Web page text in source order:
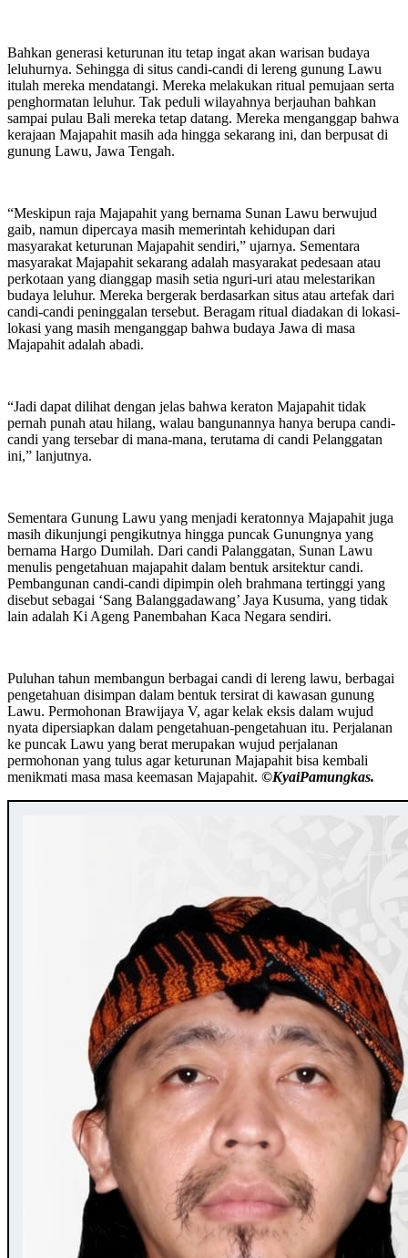
Bahkan generasi keturunan itu tetap ingat akan warisan budaya
leluhurnya. Sehingga di situs candi-candi di lereng gunung Lawu
itulah mereka mendatangi. Mereka melakukan ritual pemujaan serta
penghormatan leluhur. Tak peduli wilayahnya berjauhan bahkan
sampai pulau Bali mereka tetap datang. Mereka menganggap bahwa
kerajaan Majapahit masih ada hingga sekarang ini, dan berpusat di
gunung Lawu, Jawa Tengah.
“Meskipun raja Majapahit yang bernama Sunan Lawu berwujud
gaib, namun dipercaya masih memerintah kehidupan dari
masyarakat keturunan Majapahit sendiri,” ujarnya. Sementara
masyarakat Majapahit sekarang adalah masyarakat pedesaan atau
perkotaan yang dianggap masih setia nguri-uri atau melestarikan
budaya leluhur. Mereka bergerak berdasarkan situs atau artefak dari
candi-candi peninggalan tersebut. Beragam ritual diadakan di lokasi-
lokasi yang masih menganggap bahwa budaya Jawa di masa
Majapahit adalah abadi.
“Jadi dapat dilihat dengan jelas bahwa keraton Majapahit tidak
pernah punah atau hilang, walau bangunannya hanya berupa candi-
candi yang tersebar di mana-mana, terutama di candi Pelanggatan
ini,” lanjutnya.
Sementara Gunung Lawu yang menjadi keratonnya Majapahit juga
masih dikunjungi pengikutnya hingga puncak Gunungnya yang
bernama Hargo Dumilah. Dari candi Palanggatan, Sunan Lawu
menulis pengetahuan majapahit dalam bentuk arsitektur candi.
Pembangunan candi-candi dipimpin oleh brahmana tertinggi yang
disebut sebagai ‘Sang Balanggadawang’ Jaya Kusuma, yang tidak
lain adalah Ki Ageng Panembahan Kaca Negara sendiri.
Puluhan tahun membangun berbagai candi di lereng lawu, berbagai
pengetahuan disimpan dalam bentuk tersirat di kawasan gunung
Lawu. Permohonan Brawijaya V, agar kelak eksis dalam wujud
nyata dipersiapkan dalam pengetahuan-pengetahuan itu. Perjalanan
ke puncak Lawu yang berat merupakan wujud perjalanan
permohonan yang tulus agar keturunan Majapahit bisa kembali
menikmati masa masa keemasan Majapahit. ©️KyaiPamungkas.